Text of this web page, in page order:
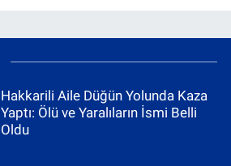
Hakkarili Aile Düğün Yolunda Kaza
Yaptı: Ölü ve Yaralıların İsmi Belli
Oldu